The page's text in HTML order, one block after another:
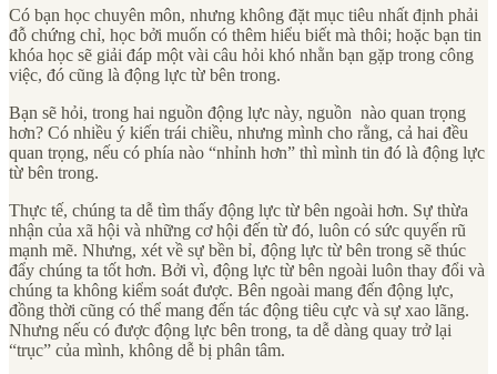
Có bạn học chuyên môn, nhưng không đặt mục tiêu nhất định phải
đỗ chứng chỉ, học bởi muốn có thêm hiểu biết mà thôi; hoặc bạn tin
khóa học sẽ giải đáp một vài câu hỏi khó nhằn bạn gặp trong công
việc, đó cũng là động lực từ bên trong.
Bạn sẽ hỏi, trong hai nguồn động lực này, nguồn nào quan trọng
hơn? Có nhiều ý kiến trái chiều, nhưng mình cho rằng, cả hai đều
quan trọng, nếu có phía nào “nhỉnh hơn” thì mình tin đó là động lực
từ bên trong.
Thực tế, chúng ta dễ tìm thấy động lực từ bên ngoài hơn. Sự thừa
nhận của xã hội và những cơ hội đến từ đó, luôn có sức quyến rũ
mạnh mẽ. Nhưng, xét về sự bền bỉ, động lực từ bên trong sẽ thúc
đẩy chúng ta tốt hơn. Bởi vì, động lực từ bên ngoài luôn thay đổi và
chúng ta không kiểm soát được. Bên ngoài mang đến động lực,
đồng thời cũng có thể mang đến tác động tiêu cực và sự xao lãng.
Nhưng nếu có được động lực bên trong, ta dễ dàng quay trở lại
“trục” của mình, không dễ bị phân tâm.